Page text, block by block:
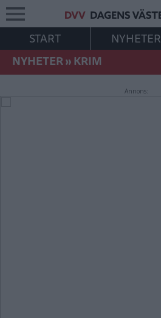
START NYHETER
NYHETER»KRIM
Annons: